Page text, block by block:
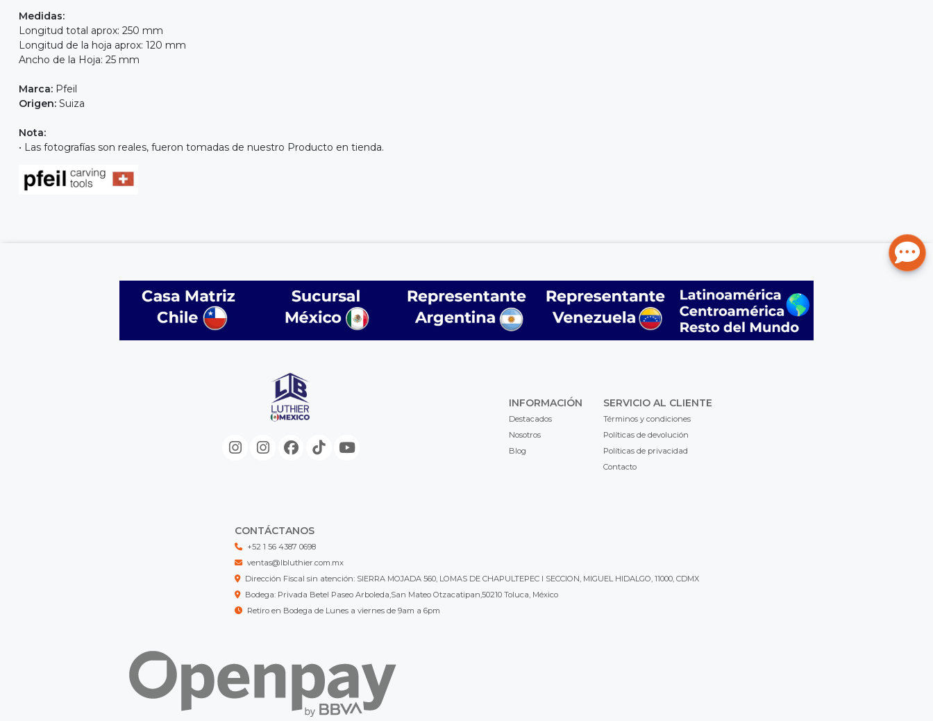
Medidas:
Longitud total aprox: 250 mm
Longitud de la hoja aprox: 120 mm
Ancho de la Hoja: 25 mm
Marca: Pfeil
Origen: Suiza
Nota:
• Las fotografías son reales, fueron tomadas de nuestro Producto en tienda.
INFORMACIÓN
Destacados
Nosotros
Blog
SERVICIO AL CLIENTE
Términos y condiciones
Políticas de devolución
Políticas de privacidad
Contacto
CONTÁCTANOS
+52 1 56 4387 0698
ventas@lbluthier.com.mx
Dirección Fiscal sin atención: SIERRA MOJADA 560, LOMAS DE CHAPULTEPEC I SECCION, MIGUEL HIDALGO, 11000, CDMX
Bodega: Privada Betel Paseo Arboleda,San Mateo Otzacatipan,50210 Toluca, México
Retiro en Bodega de Lunes a viernes de 9am a 6pm